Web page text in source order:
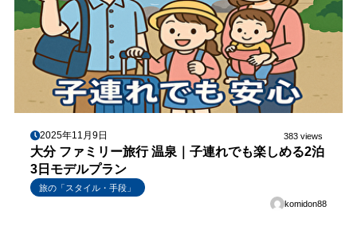
2025年11月9日 383 views
大分 ファミリー旅行 温泉｜子連れでも楽しめる2泊
3日モデルプラン
旅の「スタイル・手段」
komidon88